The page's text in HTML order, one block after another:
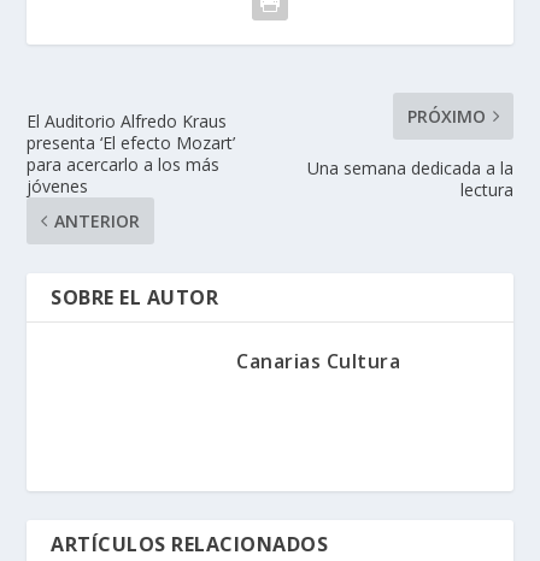
El Auditorio Alfredo Kraus
presenta ‘El efecto Mozart’
para acercarlo a los más
jóvenes
ANTERIOR
PRÓXIMO
Una semana dedicada a la
lectura
SOBRE EL AUTOR
Canarias Cultura
ARTÍCULOS RELACIONADOS